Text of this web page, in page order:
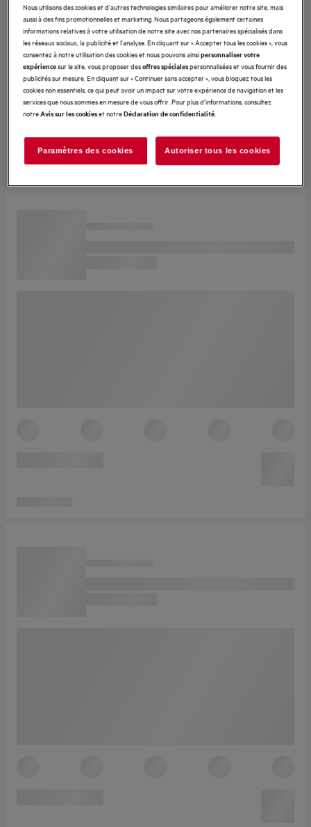
Nous utilisons des cookies et d'autres technologies similaires pour améliorer notre site, mais
aussi à des fins promotionnelles et marketing. Nous partageons également certaines
informations relatives à votre utilisation de notre site avec nos partenaires spécialisés dans
les réseaux sociaux, la publicité et l'analyse. En cliquant sur « Accepter tous les cookies », vous
consentez à notre utilisation des cookies et nous pouvons ainsipersonnaliser votre
expériencesur le site, vous proposer desoffres spécialespersonnalisées et vous fournir des
publicités sur mesure. En cliquant sur « Continuer sans accepter », vous bloquez tous les
cookies non essentiels, ce qui peut avoir un impact sur votre expérience de navigation et les
services que nous sommes en mesure de vous offrir. Pour plus d'informations, consultez
notreAvis sur les cookieset notreDéclaration de confidentialité.
Paramètres des cookies Autoriser tous les cookies